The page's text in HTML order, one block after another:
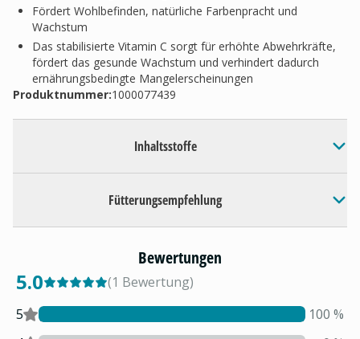
Fördert Wohlbefinden, natürliche Farbenpracht und
Wachstum
Das stabilisierte Vitamin C sorgt für erhöhte Abwehrkräfte,
fördert das gesunde Wachstum und verhindert dadurch
ernährungsbedingte Mangelerscheinungen
Produktnummer:1000077439
Inhaltsstoffe
Fütterungsempfehlung
Bewertungen
5.0 (1 Bewertung)
5
100 %